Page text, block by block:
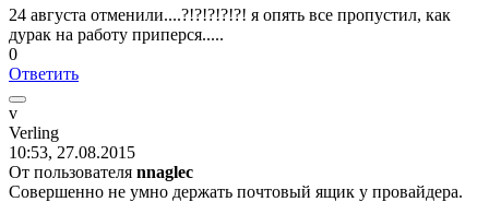
24 августа отменили....?!?!?!?!?! я опять все пропустил, как
дурак на работу приперся.....
0
Ответить
v
Verling
10:53, 27.08.2015
От пользователя nnaglec
Совершенно не умно держать почтовый ящик у провайдера.